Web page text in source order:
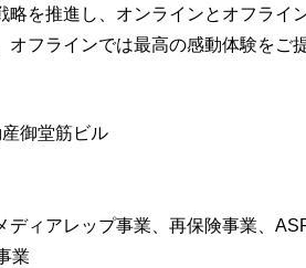
を推進し、オンラインとオフライ
フラインでは最高の感動体験をご
御堂筋ビル
ィアレップ事業、再保険事業、
業